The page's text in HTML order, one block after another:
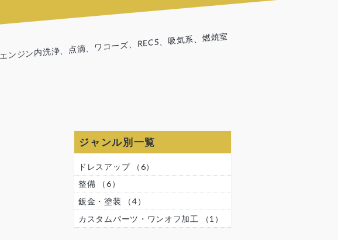
エンジン内洗浄、点滴、ワコーズ、RECS、吸気系、燃焼室
ジャンル別一覧
ドレスアップ
（6）
整備
（6）
鈑金・塗装
（4）
カスタムパーツ・ワンオフ加工
（1）